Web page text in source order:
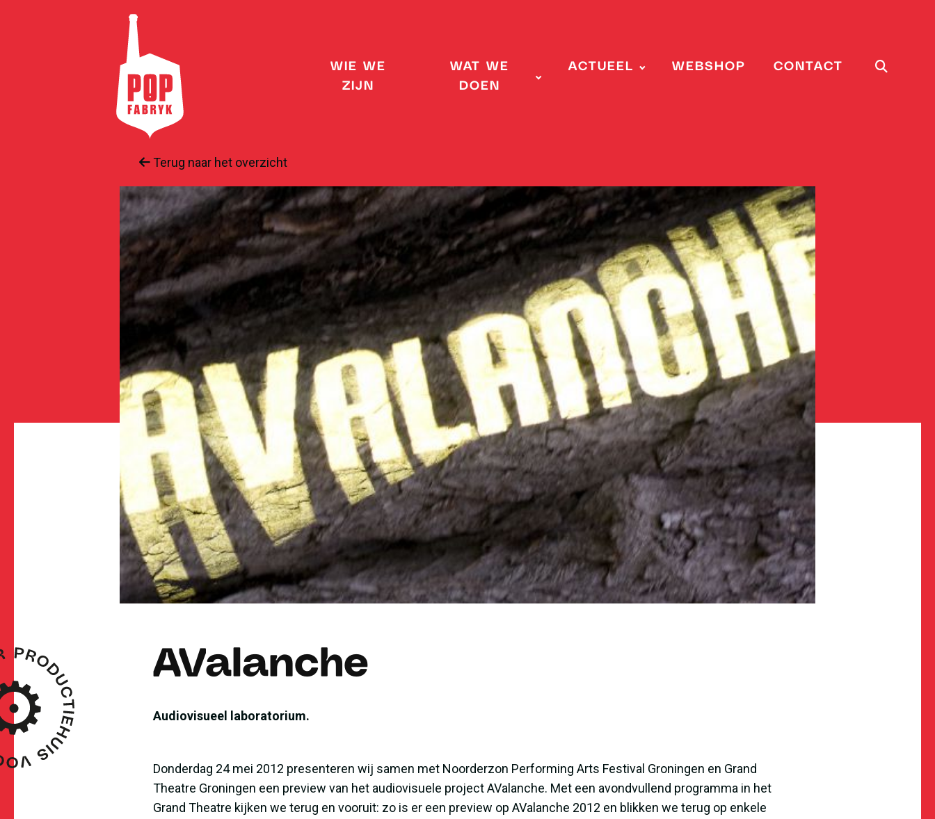
WIE WE
ZIJN
WAT WE
DOEN
ACTUEEL WEBSHOP CONTACT
Terug naar het overzicht
AValanche
Audiovisueel laboratorium.
Donderdag 24 mei 2012 presenteren wij samen met Noorderzon Performing Arts Festival Groningen en Grand
Theatre Groningen een preview van het audiovisuele project AValanche. Met een avondvullend programma in het
Grand Theatre kijken we terug en vooruit: zo is er een preview op AValanche 2012 en blikken we terug op enkele